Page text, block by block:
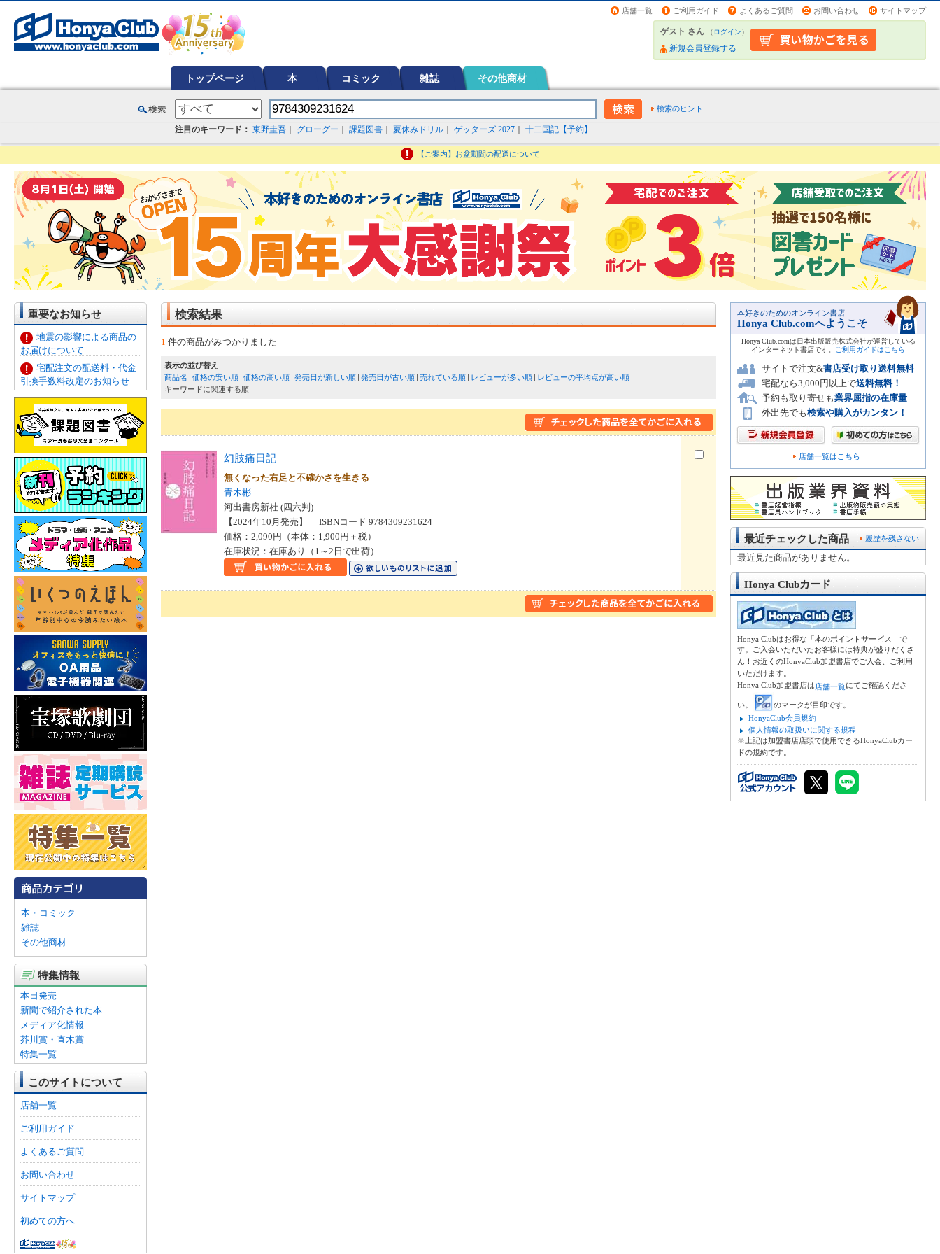
店舗一覧 ご利用ガイド よくあるご質問 お問い合わせ サイトマップ
ゲスト さん （ログイン）
新規会員登録する
トップページ 本 コミック 雑誌 その他商材
検索のヒント
注目のキーワード： 東野圭吾 グローグー 課題図書 夏休みドリル ゲッターズ 2027 十二国記【予約】
【ご案内】お盆期間の配送について
重要なお知らせ
地震の影響による商品の
お届けについて
宅配注文の配送料・代金
引換手数料改定のお知らせ
本・コミック
雑誌
その他商材
特集情報
本日発売
新聞で紹介された本
メディア化情報
芥川賞・直木賞
特集一覧
このサイトについて
店舗一覧
ご利用ガイド
よくあるご質問
お問い合わせ
サイトマップ
初めての方へ
検索結果
1 件の商品がみつかりました
表示の並び替え
商品名
価格の安い順 価格の高い順 発売日が新しい順 発売日が古い順 売れている順 レビューが多い順
レビューの平均点が高い順
キーワードに関連する順
幻肢痛日記
無くなった右足と不確かさを生きる
青木彬
河出書房新社 (四六判)
【2024年10月発売】 ISBNコード 9784309231624
価格：2,090円（本体：1,900円＋税）
在庫状況：在庫あり（1～2日で出荷）
本好きのためのオンライン書店
Honya Club.comへようこそ
Honya Club.comは日本出版販売株式会社が運営している
インターネット書店です。
ご利用ガイドはこちら
サイトで注文&書店受け取り送料無料
宅配なら3,000円以上で送料無料！
予約も取り寄せも業界屈指の在庫量
外出先でも検索や購入がカンタン！
店舗一覧はこちら
履歴を残さない
最近チェックした商品
最近見た商品がありません。
Honya Clubカード
Honya Clubはお得な「本のポイントサービス」で
す。ご入会いただいたお客様には特典が盛りだくさ
ん！お近くのHonyaClub加盟書店でご入会、ご利用
いただけます。
Honya Club加盟書店は店舗一覧にてご確認くださ
い。
のマークが目印です。
HonyaClub会員規約
個人情報の取扱いに関する規程
※上記は加盟書店店頭で使用できるHonyaClubカー
ドの規約です。